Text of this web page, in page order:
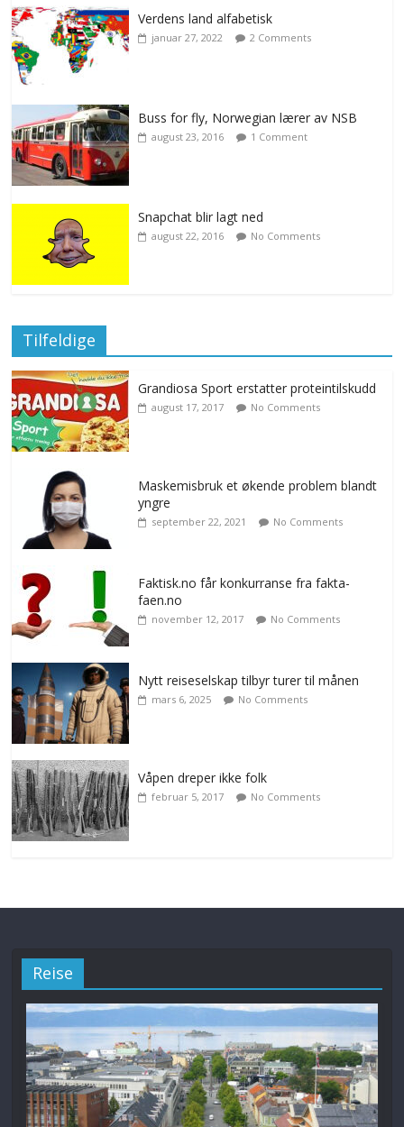
Verdens land alfabetisk
januar 27, 2022 2 Comments
Buss for fly, Norwegian lærer av NSB
august 23, 2016 1 Comment
Snapchat blir lagt ned
august 22, 2016 No Comments
Tilfeldige
Grandiosa Sport erstatter proteintilskudd
august 17, 2017 No Comments
Maskemisbruk et økende problem blandt
yngre
september 22, 2021 No Comments
Faktisk.no får konkurranse fra fakta-
faen.no
november 12, 2017 No Comments
Nytt reiseselskap tilbyr turer til månen
mars 6, 2025 No Comments
Våpen dreper ikke folk
februar 5, 2017 No Comments
Reise